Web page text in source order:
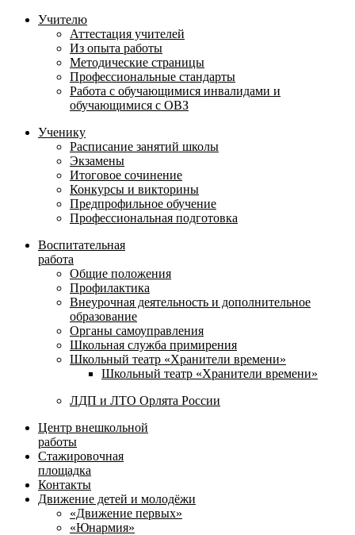
Учителю
Аттестация учителей
Из опыта работы
Методические страницы
Профессиональные стандарты
Работа с обучающимися инвалидами и
обучающимися с ОВЗ
Ученику
Расписание занятий школы
Экзамены
Итоговое сочинение
Конкурсы и викторины
Предпрофильное обучение
Профессиональная подготовка
Воспитательная
работа
Общие положения
Профилактика
Внеурочная деятельность и дополнительное
образование
Органы самоуправления
Школьная служба примирения
Школьный театр «Хранители времени»
Школьный театр «Хранители времени»
ЛДП и ЛТО Орлята России
Центр внешкольной
работы
Стажировочная
площадка
Контакты
Движение детей и молодёжи
«Движение первых»
«Юнармия»